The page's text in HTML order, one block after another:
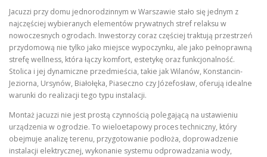
Jacuzzi przy domu jednorodzinnym w Warszawie stało się jednym z
najczęściej wybieranych elementów prywatnych stref relaksu w
nowoczesnych ogrodach. Inwestorzy coraz częściej traktują przestrzeń
przydomową nie tylko jako miejsce wypoczynku, ale jako pełnoprawną
strefę wellness, która łączy komfort, estetykę oraz funkcjonalność.
Stolica i jej dynamiczne przedmieścia, takie jak Wilanów, Konstancin-
Jeziorna, Ursynów, Białołęka, Piaseczno czy Józefosław, oferują idealne
warunki do realizacji tego typu instalacji.
Montaż jacuzzi nie jest prostą czynnością polegającą na ustawieniu
urządzenia w ogrodzie. To wieloetapowy proces techniczny, który
obejmuje analizę terenu, przygotowanie podłoża, doprowadzenie
instalacji elektrycznej, wykonanie systemu odprowadzania wody,